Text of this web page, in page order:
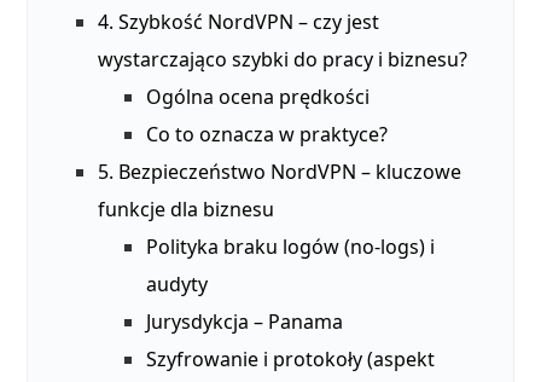
4. Szybkość NordVPN – czy jest
wystarczająco szybki do pracy i biznesu?
Ogólna ocena prędkości
Co to oznacza w praktyce?
5. Bezpieczeństwo NordVPN – kluczowe
funkcje dla biznesu
Polityka braku logów (no‑logs) i
audyty
Jurysdykcja – Panama
Szyfrowanie i protokoły (aspekt